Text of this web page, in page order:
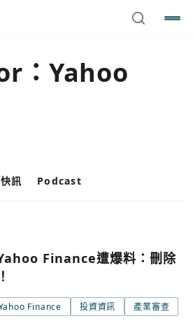
： Yahoo
快訊 Podcast
Finance遭爆料：刪除
Finance 投資資訊 產業審查
用以下帳號繼續
擊關閉按鈕或空白處，即可回到加密
城市